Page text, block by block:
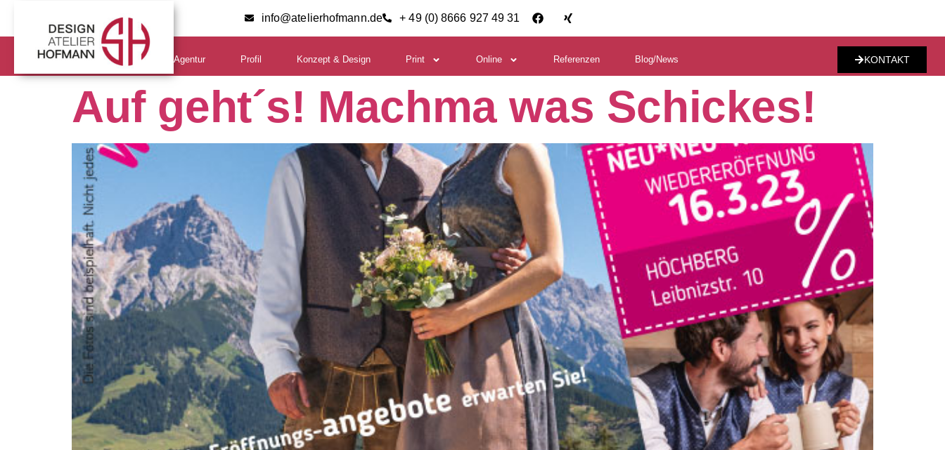
info@atelierhofmann.de + 49 (0) 8666 927 49 31
KONTAKT
Agentur Profil Konzept & Design Print Online Referenzen Blog/News
Auf geht´s! Machma was Schickes!